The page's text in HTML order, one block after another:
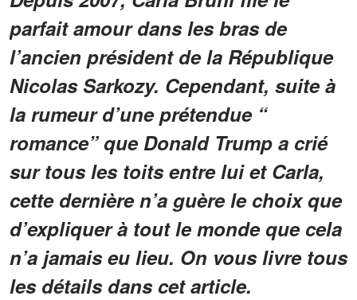
parfait amour dans les bras de
l’ancien président de la République
Nicolas Sarkozy. Cependant, suite à
la rumeur d’une prétendue “
romance” que Donald Trump a crié
sur tous les toits entre lui et Carla,
cette dernière n’a guère le choix que
d’expliquer à tout le monde que cela
n’a jamais eu lieu. On vous livre tous
les détails dans cet article.